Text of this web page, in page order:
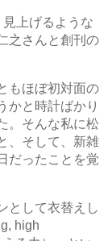
上げるような
之さんと創刊の
もほぼ初対面の
かと時計ばかり
。そんな私に松
、そして、新雑
だったことを覚
として衣替えし
high